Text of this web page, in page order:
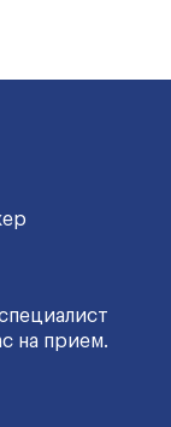
на прием.